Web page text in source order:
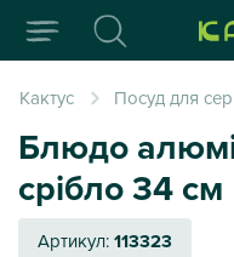
Кактус Посуд для
Блюдо
срібло 34 см
Артикул:113323